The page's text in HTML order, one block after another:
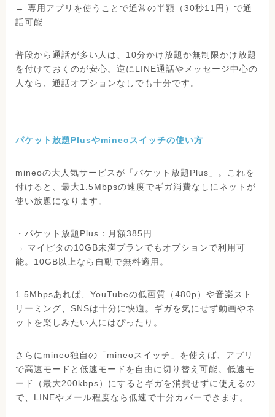
→ 専用アプリを使うことで通常の半額（30秒11円）で通
話可能
普段から通話が多い人は、10分かけ放題か無制限かけ放題
を付けておくのが安心。逆にLINE通話やメッセージ中心の
人なら、通話オプションなしでも十分です。
パケット放題Plusやmineoスイッチの使い方
mineoの大人気サービスが「パケット放題Plus」。これを
付けると、最大1.5Mbpsの速度でギガ消費なしにネットが
使い放題になります。
・パケット放題Plus：月額385円
→ マイピタの10GB未満プランでもオプションで利用可
能。10GB以上なら自動で無料適用。
1.5Mbpsあれば、YouTubeの低画質（480p）や音楽スト
リーミング、SNSは十分に快適。ギガを気にせず動画やネ
ットを楽しみたい人にはぴったり。
さらにmineo独自の「mineoスイッチ」を使えば、アプリ
で高速モードと低速モードを自由に切り替え可能。低速モ
ード（最大200kbps）にするとギガを消費せずに使えるの
で、LINEやメール程度なら低速で十分カバーできます。